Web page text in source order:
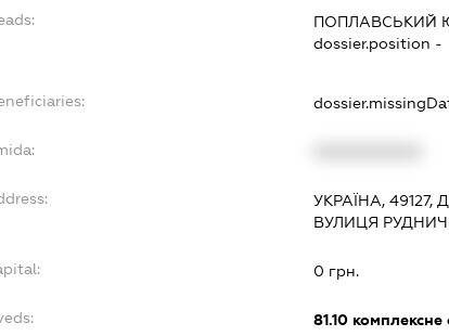
ПОПЛАВСЬКИЙ
dossier.position -
УКРАЇНА,
ВУЛИЦЯ
0 грн.
81.10 комплексне